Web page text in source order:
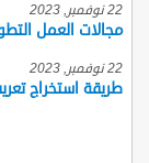
22 نوفمبر, 2023
مجالات العمل
22 نوفمبر, 2023
طريقة استخراج